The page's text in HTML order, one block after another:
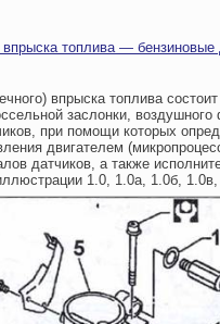
топлива — бензиновые
впрыска топлива
заслонки, воздушного
при помощи которых
двигателем
датчиков, а также
1.0, 1.0а, 1.0б, 1.0в,